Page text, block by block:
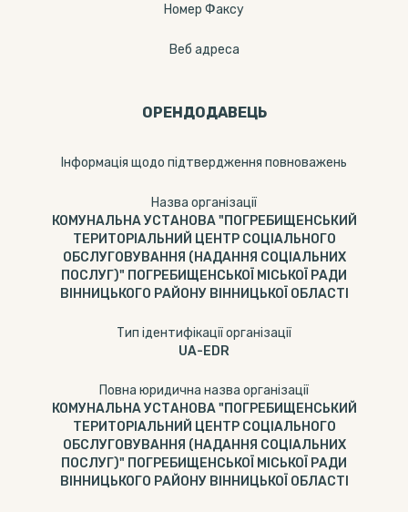
Номер Факсу
Веб адреса
ОРЕНДОДАВЕЦЬ
Інформація щодо підтвердження повноважень
Назва організації
КОМУНАЛЬНА УСТАНОВА "ПОГРЕБИЩЕНСЬКИЙ
ТЕРИТОРІАЛЬНИЙ ЦЕНТР СОЦІАЛЬНОГО
ОБСЛУГОВУВАННЯ (НАДАННЯ СОЦІАЛЬНИХ
ПОСЛУГ)" ПОГРЕБИЩЕНСЬКОЇ МІСЬКОЇ РАДИ
ВІННИЦЬКОГО РАЙОНУ ВІННИЦЬКОЇ ОБЛАСТІ
Тип ідентифікації організації
UA-EDR
Повна юридична назва організації
КОМУНАЛЬНА УСТАНОВА "ПОГРЕБИЩЕНСЬКИЙ
ТЕРИТОРІАЛЬНИЙ ЦЕНТР СОЦІАЛЬНОГО
ОБСЛУГОВУВАННЯ (НАДАННЯ СОЦІАЛЬНИХ
ПОСЛУГ)" ПОГРЕБИЩЕНСЬКОЇ МІСЬКОЇ РАДИ
ВІННИЦЬКОГО РАЙОНУ ВІННИЦЬКОЇ ОБЛАСТІ